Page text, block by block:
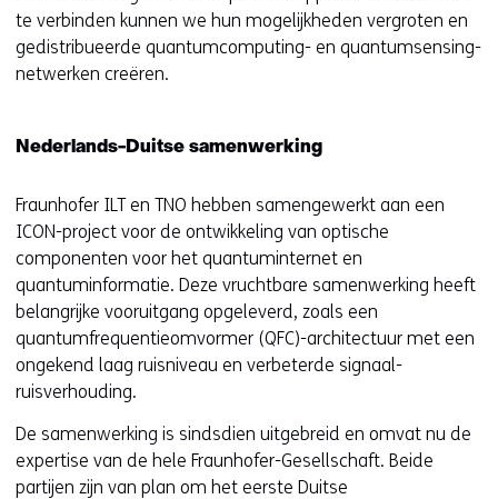
te verbinden kunnen we hun mogelijkheden vergroten en
gedistribueerde quantumcomputing- en quantumsensing-
netwerken creëren.
Nederlands-Duitse samenwerking
Fraunhofer ILT en TNO hebben samengewerkt aan een
ICON-project voor de ontwikkeling van optische
componenten voor het quantuminternet en
quantuminformatie. Deze vruchtbare samenwerking heeft
belangrijke vooruitgang opgeleverd, zoals een
quantumfrequentieomvormer (QFC)-architectuur met een
ongekend laag ruisniveau en verbeterde signaal-
ruisverhouding.
De samenwerking is sindsdien uitgebreid en omvat nu de
expertise van de hele Fraunhofer-Gesellschaft. Beide
partijen zijn van plan om het eerste Duitse